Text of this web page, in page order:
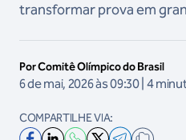
transformar prova em
Por Comitê Olímpico do Brasil
6 de mai, 2026 às 09:30 | 4
COMPARTILHE VIA: